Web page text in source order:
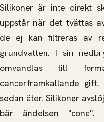
Silikoner är inte direkt
uppstår när det tvättas
de ej kan filtreras av
grundvatten. I sin
omvandlas till
cancerframkallande
sedan äter. Silikoner
bär ändelsen "cone".